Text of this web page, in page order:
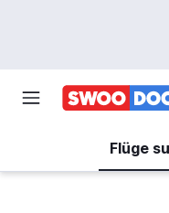
Flüge